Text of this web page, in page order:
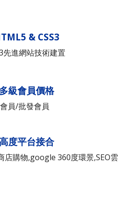
& CSS3
先進網站技術建置
多級會員價格
員/批發會員
度平台接合
店購物,google 360度環景,SEO雲